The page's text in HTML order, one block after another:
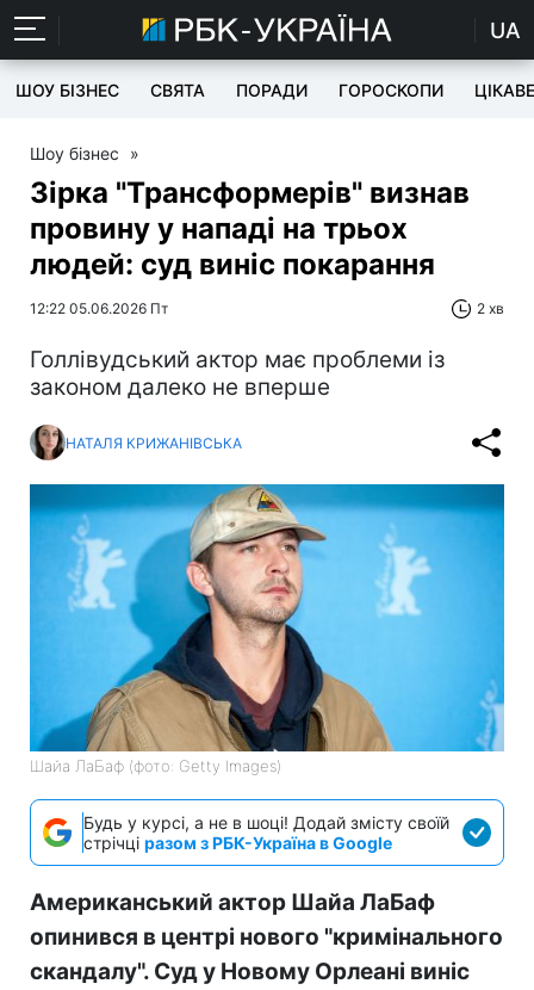
UA
ШОУ БІЗНЕС СВЯТА ПОРАДИ ГОРОСКОПИ ЦІКАВЕ
Шоу бізнес »
Зірка "Трансформерів" визнав
провину у нападі на трьох
людей: суд виніс покарання
12:22 05.06.2026 Пт 2 хв
Голлівудський актор має проблеми із
законом далеко не вперше
НАТАЛЯ КРИЖАНІВСЬКА
Шайа ЛаБаф (фото: Getty Images)
Будь у курсі, а не в шоці! Додай змісту своїй
стрічці разом з РБК-Україна в Google
Американський актор Шайа ЛаБаф
опинився в центрі нового "кримінального
скандалу". Суд у Новому Орлеані виніс